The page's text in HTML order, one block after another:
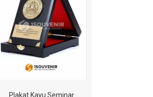
Plakat Kayu Seminar